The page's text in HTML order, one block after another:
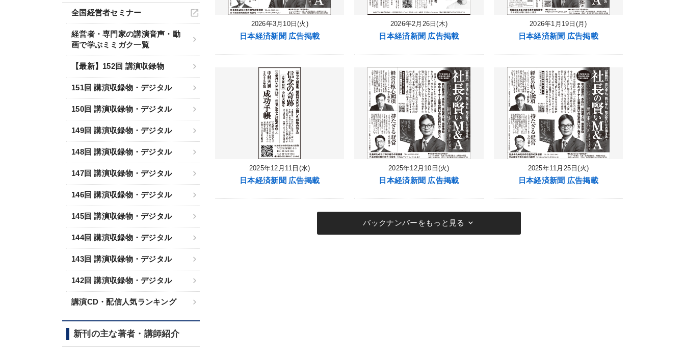
全国経営者セミナー
経営者・専門家の講演音声・動
画で学ぶミミガク一覧
【最新】152回 講演収録物
151回 講演収録物・デジタル
150回 講演収録物・デジタル
149回 講演収録物・デジタル
148回 講演収録物・デジタル
147回 講演収録物・デジタル
146回 講演収録物・デジタル
145回 講演収録物・デジタル
144回 講演収録物・デジタル
143回 講演収録物・デジタル
142回 講演収録物・デジタル
講演CD・配信人気ランキング
新刊の主な著者・講師紹介
2026年3月10日(火)
日本経済新聞 広告掲載
2026年2月26日(木)
日本経済新聞 広告掲載
2026年1月19日(月)
日本経済新聞 広告掲載
2025年12月11日(水)
日本経済新聞 広告掲載
2025年12月10日(火)
日本経済新聞 広告掲載
2025年11月25日(火)
日本経済新聞 広告掲載
バックナンバーをもっと見る keyboard_arrow_down